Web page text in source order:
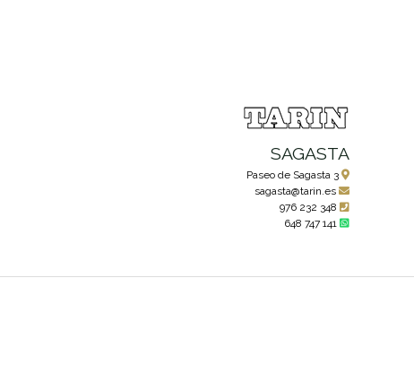
SAGASTA
Paseo de Sagasta 3
sagasta@tarin.es
976 232 348
648 747 141